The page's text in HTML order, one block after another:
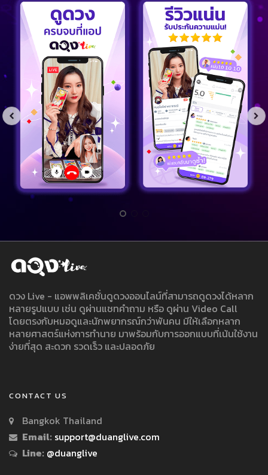
ดวง Live - แอพพลิเคชั่นดูดวงออนไลน์ที่สามารถดูดวงได้หลาก
หลายรูปแบบ เช่น ดูผ่านแชทคำถาม หรือ ดูผ่าน Video Call
โดยตรงกับหมอดูและนักพยากรณ์กว่าพันคน มีให้เลือกหลาก
หลายศาสตร์แห่งการทำนาย มาพร้อมกับการออกแบบที่เน้นใช้งาน
ง่ายที่สุด สะดวก รวดเร็ว และปลอดภัย
CONTACT US
Bangkok Thailand
Email: support@duanglive.com
Line: @duanglive